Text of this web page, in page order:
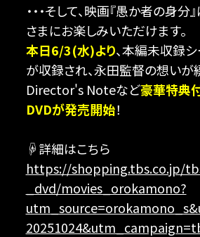
・・・そして、映画『愚か者の身
さまにお楽しみいただけます。
本日6/3(水)より、本編未収録
が収録され、永田監督の想いが
Director's Noteなど豪華特典
DVDが発売開始！
☟詳細はこちら
https://shopping.tbs.co.jp/
_dvd/movies_orokamono?